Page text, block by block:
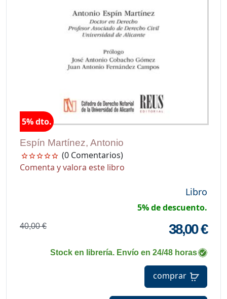
5% dto.
Espín Martínez, Antonio
(0 Comentarios)
Comenta y valora este libro
Libro
5% de descuento.
40,00 € 38,00 €
Stock en librería. Envío en 24/48 horas
comprar